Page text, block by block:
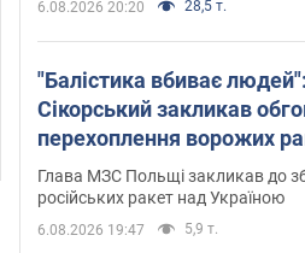
6.08.2026 20:20 28,5 т.
"Балістика вбиває людей":
Сікорський закликав
перехоплення ворожих
Україною
Глава МЗС Польщі закликав до
російських ракет над Україною
6.08.2026 19:47 5,9 т.